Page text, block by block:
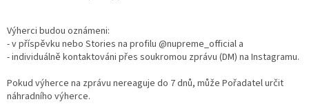
Výherci budou oznámeni:
- v příspěvku nebo Stories na profilu @nupreme_official a
- individuálně kontaktováni přes soukromou zprávu (DM) na Instagramu.
Pokud výherce na zprávu nereaguje do 7 dnů, může Pořadatel určit
náhradního výherce.